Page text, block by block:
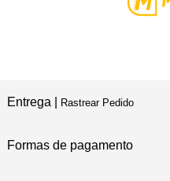
Entrega | Rastrear Pedido
Formas de pagamento